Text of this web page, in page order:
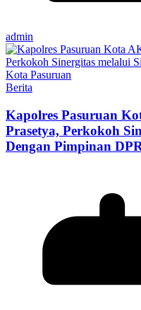
admin
Berita
Kapolres Pasuruan
Prasetya, Perkokoh
Dengan Pimpinan